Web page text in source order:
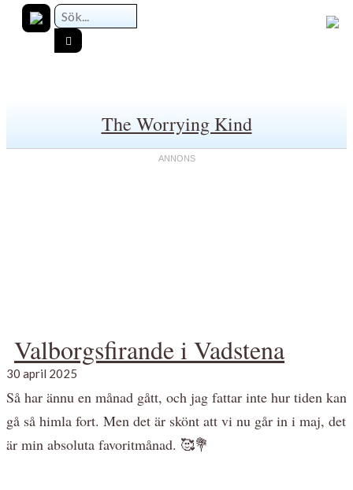
The Worrying Kind
Valborgsfirande i Vadstena
30 april 2025
Så har ännu en månad gått, och jag fattar inte hur tiden kan
gå så himla fort. Men det är skönt att vi nu går in i maj, det
är min absoluta favoritmånad. 🥰💐